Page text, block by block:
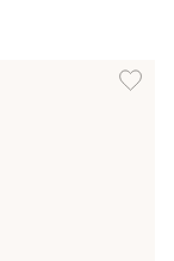
Lägg